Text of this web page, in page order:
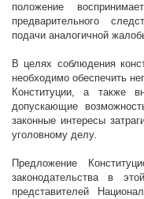
положение
предварительного
подачи аналогичной
В целях соблюдения
необходимо обеспечить
Конституции, а также
допускающие
законные интересы
уголовному делу.
Предложение
законодательства в
представителей